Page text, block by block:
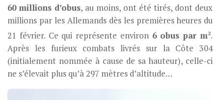
60 millions d’obus, au moins, ont été tirés, dont deux
millions par les Allemands dès les premières heures du
21 février. Ce qui représente environ 6 obus par m2.
Après les furieux combats livrés sur la Côte 304
(initialement nommée à cause de sa hauteur), celle-ci
ne s’élevait plus qu’à 297 mètres d’altitude…